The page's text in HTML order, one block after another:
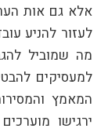
אלא גם אות
לעזור להניע
מה שמוביל
למעסיקים
המאמץ
ירגישו